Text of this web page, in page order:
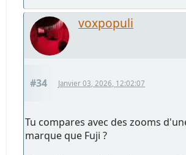
voxpopuli
#34 Janvier 03, 2026, 12:02:07
Tu compares avec des zooms
marque que Fuji ?